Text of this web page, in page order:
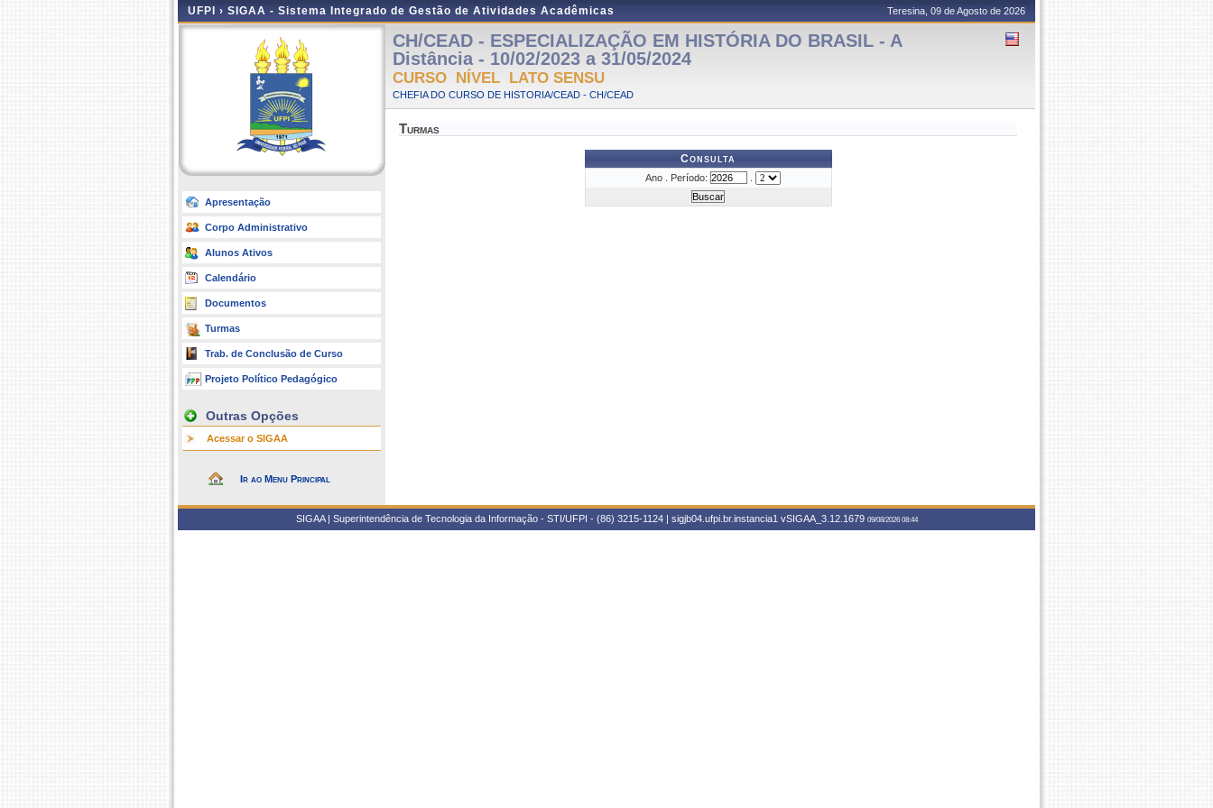
UFPI › SIGAA - Sistema Integrado de Gestão de Atividades Acadêmicas Teresina, 09 de Agosto de 2026
Apresentação
Corpo Administrativo
Alunos Ativos
Calendário
Documentos
Turmas
Trab. de Conclusão de Curso
Projeto Político Pedagógico
Outras Opções
Acessar o SIGAA
Ir ao Menu Principal
CH/CEAD - ESPECIALIZAÇÃO EM HISTÓRIA DO BRASIL - A
Distância - 10/02/2023 a 31/05/2024
CURSO NÍVEL LATO SENSU
CHEFIA DO CURSO DE HISTORIA/CEAD - CH/CEAD
Turmas
Consulta
Ano . Período:
SIGAA | Superintendência de Tecnologia da Informação - STI/UFPI - (86) 3215-1124 | sigjb04.ufpi.br.instancia1 vSIGAA_3.12.1679 09/08/2026 08:44